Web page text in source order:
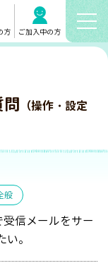
方 ご加入中の方
（操作・設定
般
信メールをサー
。